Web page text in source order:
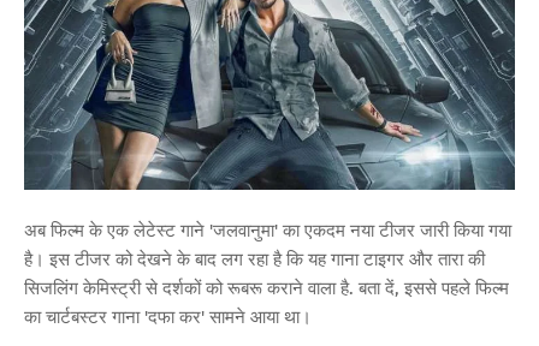
अब फिल्म के एक लेटेस्ट गाने 'जलवानुमा' का एकदम नया टीजर जारी किया गया
है। इस टीजर को देखने के बाद लग रहा है कि यह गाना टाइगर और तारा की
सिजलिंग केमिस्ट्री से दर्शकों को रूबरू कराने वाला है. बता दें, इससे पहले फिल्म
का चार्टबस्टर गाना 'दफा कर' सामने आया था।